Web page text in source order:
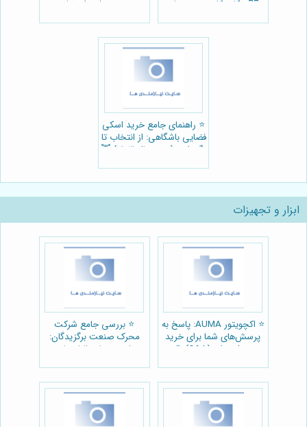
🏃‍♀️: نکات کلیدی، برندها و
بهترین مدل برای تناسب
⭐️ راهنمای جامع خرید اسکی
فضایی باشگاهی: از انتخاب تا
نگهداری (ویژه سال 1403) 🏋️
ابزار و تجهیزات
⭐️ اکچویتور AUMA: پاسخ به
پرسش‌های شما برای خرید
هوشمندانه (Q&A) ⚙️
⭐️ بررسی جامع شرکت
محرک صنعت برگزیدگان:
فرصت‌ها، چالش‌ها و